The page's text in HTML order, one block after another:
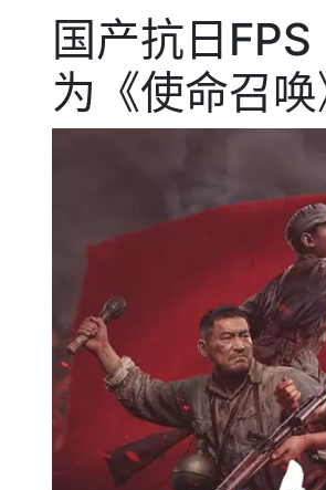
国产抗日
为《使命召